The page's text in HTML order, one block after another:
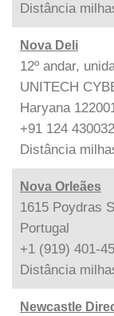
Distância
Nova Deli
12º andar,
UNITECH
Haryana
+91 124
Distância
Nova Orleães
1615 Poydras
Portugal
+1 (919) 401-
Distância
Newcastle